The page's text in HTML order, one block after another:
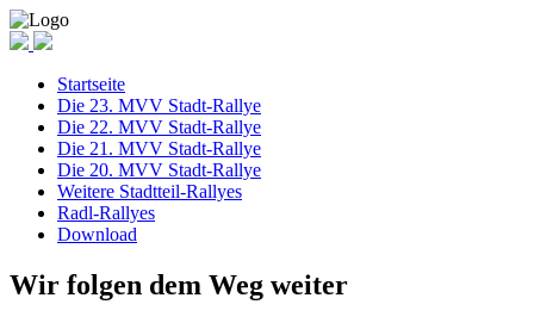
Startseite
Die 23. MVV Stadt-Rallye
Die 22. MVV Stadt-Rallye
Die 21. MVV Stadt-Rallye
Die 20. MVV Stadt-Rallye
Weitere Stadtteil-Rallyes
Radl-Rallyes
Download
Wir folgen dem Weg weiter